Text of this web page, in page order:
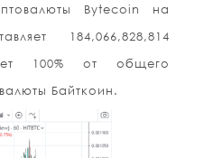
Bytecoin на
184,066,828,814
100% от общего
Байткоин.